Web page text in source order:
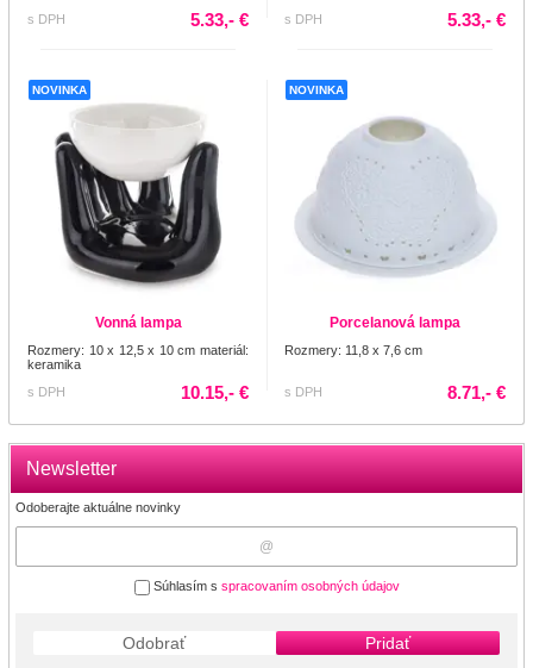
Newsletter
Odoberajte aktuálne novinky
Súhlasím s spracovaním osobných údajov
Odobrať Pridať
s DPH
5.33,- €
s DPH
5.33,- €
NOVINKA
Vonná lampa
Rozmery: 10 x 12,5 x 10 cm materiál:
keramika
s DPH
10.15,- €
NOVINKA
Porcelanová lampa
Rozmery: 11,8 x 7,6 cm
s DPH 8.71,- €